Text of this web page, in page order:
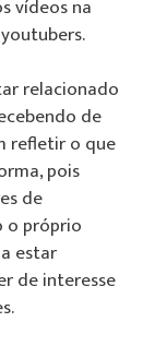
vídeos na
relacionado
de
refletir o que
pois
de
o próprio
estar
de interesse